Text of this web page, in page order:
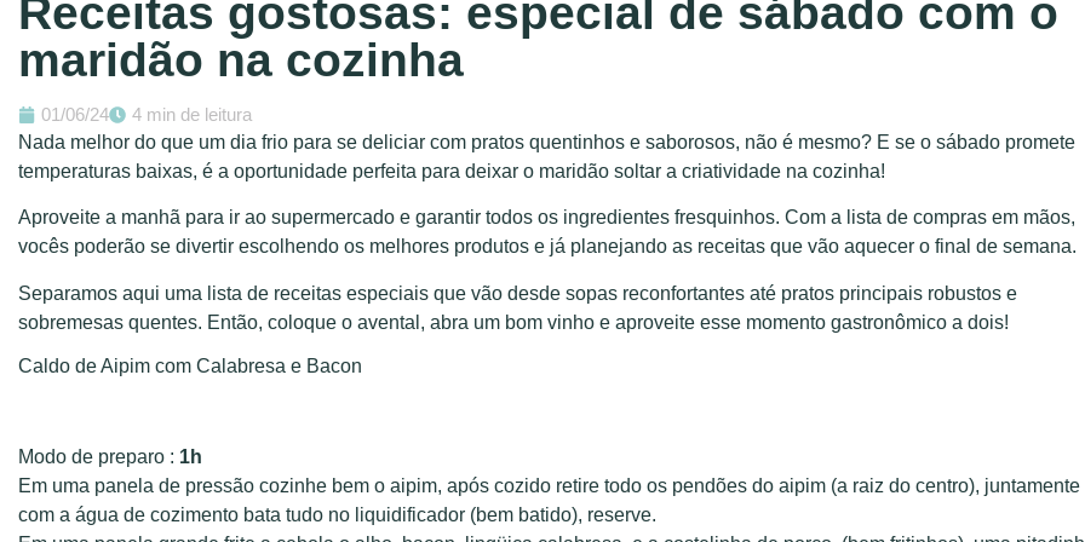
Receitas gostosas: especial de sábado com o
maridão na cozinha
01/06/24
4 min de leitura
Nada melhor do que um dia frio para se deliciar com pratos quentinhos e saborosos, não é mesmo? E se o sábado promete
temperaturas baixas, é a oportunidade perfeita para deixar o maridão soltar a criatividade na cozinha!
Aproveite a manhã para ir ao supermercado e garantir todos os ingredientes fresquinhos. Com a lista de compras em mãos,
vocês poderão se divertir escolhendo os melhores produtos e já planejando as receitas que vão aquecer o final de semana.
Separamos aqui uma lista de receitas especiais que vão desde sopas reconfortantes até pratos principais robustos e
sobremesas quentes. Então, coloque o avental, abra um bom vinho e aproveite esse momento gastronômico a dois!
Caldo de Aipim com Calabresa e Bacon
Modo de preparo : 1h
Em uma panela de pressão cozinhe bem o aipim, após cozido retire todo os pendões do aipim (a raiz do centro), juntamente
com a água de cozimento bata tudo no liquidificador (bem batido), reserve.